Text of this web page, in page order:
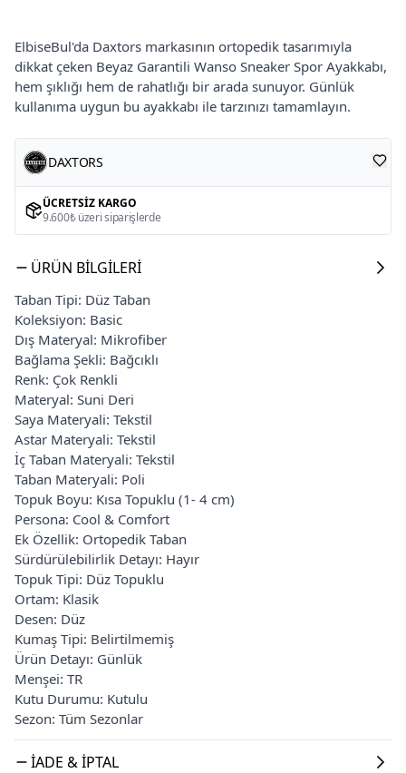
ElbiseBul'da Daxtors markasının ortopedik tasarımıyla
dikkat çeken Beyaz Garantili Wanso Sneaker Spor Ayakkabı,
hem şıklığı hem de rahatlığı bir arada sunuyor. Günlük
kullanıma uygun bu ayakkabı ile tarzınızı tamamlayın.
DAXTORS
ÜCRETSIZ KARGO
9.600₺ üzeri siparişlerde
ÜRÜN BILGILERI
Taban Tipi: Düz Taban
Koleksiyon: Basic
Dış Materyal: Mikrofiber
Bağlama Şekli: Bağcıklı
Renk: Çok Renkli
Materyal: Suni Deri
Saya Materyali: Tekstil
Astar Materyali: Tekstil
İç Taban Materyali: Tekstil
Taban Materyali: Poli
Topuk Boyu: Kısa Topuklu (1- 4 cm)
Persona: Cool & Comfort
Ek Özellik: Ortopedik Taban
Sürdürülebilirlik Detayı: Hayır
Topuk Tipi: Düz Topuklu
Ortam: Klasik
Desen: Düz
Kumaş Tipi: Belirtilmemiş
Ürün Detayı: Günlük
Menşei: TR
Kutu Durumu: Kutulu
Sezon: Tüm Sezonlar
İADE & İPTAL